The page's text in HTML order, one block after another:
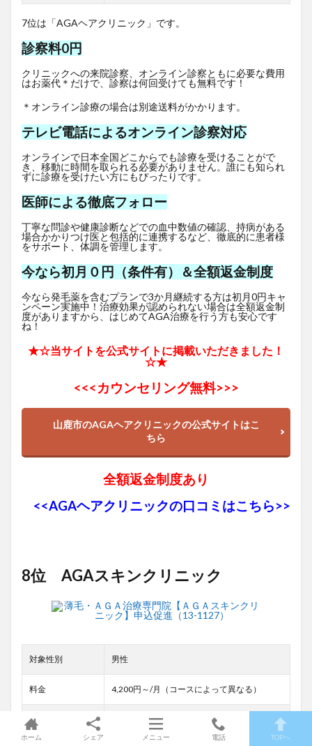
7位は「AGAヘアクリニック」です。
診察料0円
クリニックへの来院診察、オンライン診察ともに必要な費用
はお薬代＊だけで、診察は何回受けても無料です！
＊オンライン診療の場合は別途送料がかかります。
テレビ電話によるオンライン診察対応
オンラインで日本全国どこからでも診療を受けることがで
き、移動に時間を取られる必要がありません。誰にも知られ
ずに診療を受けたい方にもぴったりです。
医師による徹底フォロー
丁寧な問診や健康診断などでの血中数値の確認、持病がある
場合かかりつけ医と包括的に連携するなど、徹底的に患者様
をサポート、体調を管理します。
今なら初月０円（条件有）＆全額返金制度
今なら発毛薬を含むプランで3か月継続する方は初月0円キャ
ンペーン実施中！治療効果が認められない場合は全額返金制
度がありますから、はじめてAGA治療を行う方も安心です
ね！
★☆当サイトを公式サイトに掲載いただきました！
☆★
<<<カウンセリング無料>>>
山鹿市のAGAヘアクリニックの公式サイトはこ
ちら
全額返金制度あり
<<AGAヘアクリニックの口コミはこちら>>
8位 AGAスキンクリニック
対象性別 男性
料金 4,200円～/月（コースによって異なる）
アクセス・診療時
間
熊本市にクリニックあり
ホーム シェア メニュー 電話 TOPへ